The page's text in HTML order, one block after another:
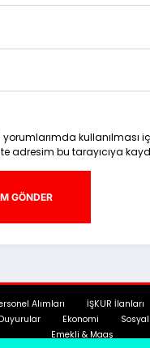
kullanılması
adresim bu tarayıcıya
Alımları İŞKUR İlanları
Ekonomi
Emekli & Maaş